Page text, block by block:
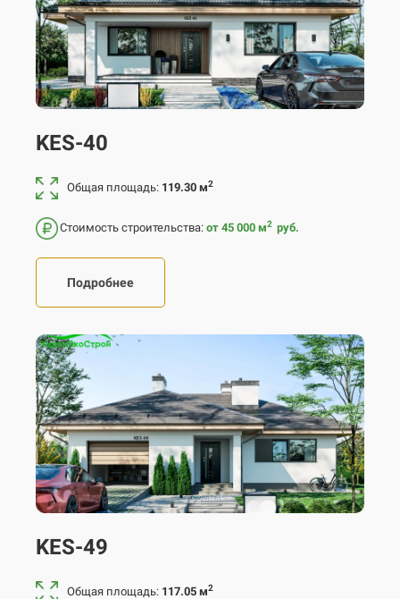
KES-40
Общая площадь: 119.30 м2
Стоимость строительства: от 45 000 м2 руб.
Подробнее
KES-49
Общая площадь: 117.05 м2